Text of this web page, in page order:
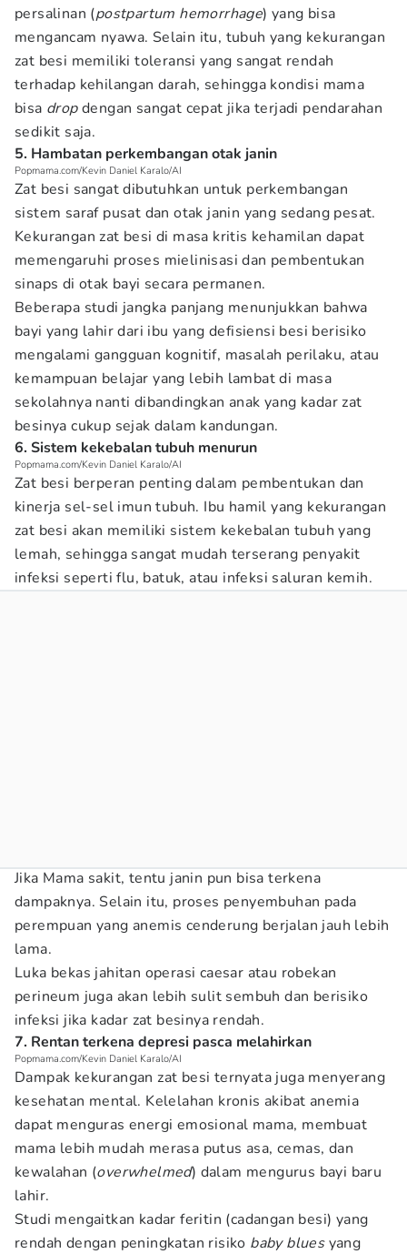
persalinan (postpartum hemorrhage) yang bisa
mengancam nyawa. Selain itu, tubuh yang kekurangan
zat besi memiliki toleransi yang sangat rendah
terhadap kehilangan darah, sehingga kondisi mama
bisa dropdengan sangat cepat jika terjadi pendarahan
sedikit saja.
5. Hambatan perkembangan otak janin
Popmama.com/Kevin Daniel Karalo/AI
Zat besi sangat dibutuhkan untuk perkembangan
sistem saraf pusat dan otak janin yang sedang pesat.
Kekurangan zat besi di masa kritis kehamilan dapat
memengaruhi proses mielinisasi dan pembentukan
sinaps di otak bayi secara permanen.
Beberapa studi jangka panjang menunjukkan bahwa
bayi yang lahir dari ibu yang defisiensi besi berisiko
mengalami gangguan kognitif, masalah perilaku, atau
kemampuan belajar yang lebih lambat di masa
sekolahnya nanti dibandingkan anak yang kadar zat
besinya cukup sejak dalam kandungan.
6. Sistem kekebalan tubuh menurun
Popmama.com/Kevin Daniel Karalo/AI
Zat besi berperan penting dalam pembentukan dan
kinerja sel-sel imun tubuh. Ibu hamil yang kekurangan
zat besi akan memiliki sistem kekebalan tubuh yang
lemah, sehingga sangat mudah terserang penyakit
infeksi seperti flu, batuk, atau infeksi saluran kemih.
Jika Mama sakit, tentu janin pun bisa terkena
dampaknya. Selain itu, proses penyembuhan pada
perempuan yang anemis cenderung berjalan jauh lebih
lama.
Luka bekas jahitan operasi caesar atau robekan
perineum juga akan lebih sulit sembuh dan berisiko
infeksi jika kadar zat besinya rendah.
7. Rentan terkena depresi pasca melahirkan
Popmama.com/Kevin Daniel Karalo/AI
Dampak kekurangan zat besi ternyata juga menyerang
kesehatan mental. Kelelahan kronis akibat anemia
dapat menguras energi emosional mama, membuat
mama lebih mudah merasa putus asa, cemas, dan
kewalahan (overwhelmed) dalam mengurus bayi baru
lahir.
Studi mengaitkan kadar feritin (cadangan besi) yang
rendah dengan peningkatan risiko baby bluesyang